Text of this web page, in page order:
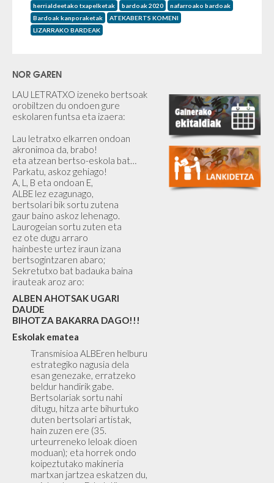
herrialdeetako txapelketak bardoak 2020
nafarroako bardoak
Bardoak kanporaketak
ATEKABERTS KOMENI
LIZARRAKO BARDEAK
NOR GAREN
LAU LETRATXO izeneko bertsoak
orobiltzen du ondoen gure
eskolaren funtsa eta izaera:
Lau letratxo elkarren ondoan
akronimoa da, brabo!
eta atzean bertso-eskola bat…
Parkatu, askoz gehiago!
A, L, B eta ondoan E,
ALBE lez ezagunago,
bertsolari bik sortu zutena
gaur baino askoz lehenago.
Laurogeian sortu zuten eta
ez ote dugu arraro
hainbeste urtez iraun izana
bertsogintzaren abaro;
Sekretutxo bat badauka baina
irauteak aroz aro:
ALBEN AHOTSAK UGARI
DAUDE
BIHOTZA BAKARRA DAGO!!!
Eskolak ematea
Transmisioa ALBEren helburu
estrategiko nagusia dela
esan genezake, erratzeko
beldur handirik gabe.
Bertsolariak sortu nahi
ditugu, hitza arte bihurtuko
duten bertsolari artistak,
hain zuzen ere (35.
urteurreneko leloak dioen
moduan); eta horrek ondo
koipeztutako makineria
martxan jartzea eskatzen du,